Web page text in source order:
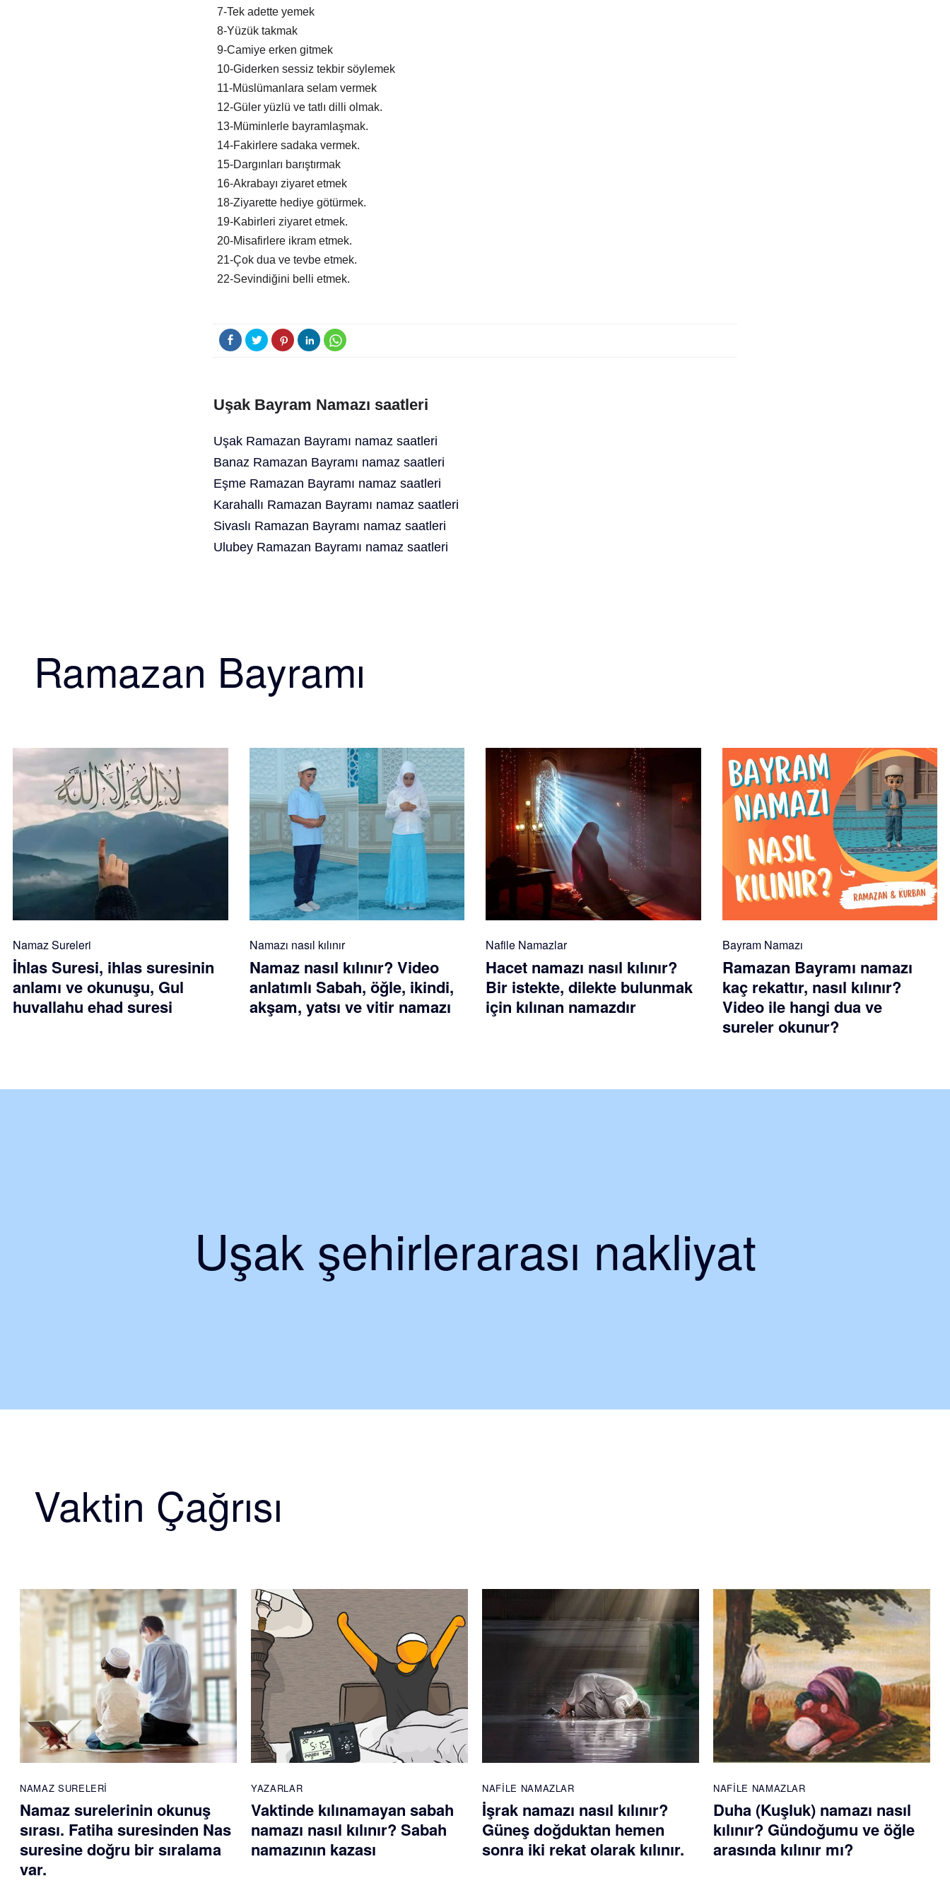
7-Tek adette yemek
8-Yüzük takmak
9-Camiye erken gitmek
10-Giderken sessiz tekbir söylemek
11-Müslümanlara selam vermek
12-Güler yüzlü ve tatlı dilli olmak.
13-Müminlerle bayramlaşmak.
14-Fakirlere sadaka vermek.
15-Dargınları barıştırmak
16-Akrabayı ziyaret etmek
18-Ziyarette hediye götürmek.
19-Kabirleri ziyaret etmek.
20-Misafirlere ikram etmek.
21-Çok dua ve tevbe etmek.
22-Sevindiğini belli etmek.
Uşak Bayram Namazı saatleri
Uşak Ramazan Bayramı namaz saatleri
Banaz Ramazan Bayramı namaz saatleri
Eşme Ramazan Bayramı namaz saatleri
Karahallı Ramazan Bayramı namaz saatleri
Sivaslı Ramazan Bayramı namaz saatleri
Ulubey Ramazan Bayramı namaz saatleri
Ramazan Bayramı
Namaz Sureleri
İhlas Suresi, ihlas suresinin
anlamı ve okunuşu, Gul
huvallahu ehad suresi
Namazı nasıl kılınır
Namaz nasıl kılınır? Video
anlatımlı Sabah, öğle, ikindi,
akşam, yatsı ve vitir namazı
Nafile Namazlar
Hacet namazı nasıl kılınır?
Bir istekte, dilekte bulunmak
için kılınan namazdır
Bayram Namazı
Ramazan Bayramı namazı
kaç rekattır, nasıl kılınır?
Video ile hangi dua ve
sureler okunur?
Uşak şehirlerarası nakliyat
Vaktin Çağrısı
NAMAZ SURELERI
Namaz surelerinin okunuş
sırası. Fatiha suresinden Nas
suresine doğru bir sıralama
var.
YAZARLAR
Vaktinde kılınamayan sabah
namazı nasıl kılınır? Sabah
namazının kazası
NAFILE NAMAZLAR
İşrak namazı nasıl kılınır?
Güneş doğduktan hemen
sonra iki rekat olarak kılınır.
NAFILE NAMAZLAR
Duha (Kuşluk) namazı nasıl
kılınır? Gündoğumu ve öğle
arasında kılınır mı?